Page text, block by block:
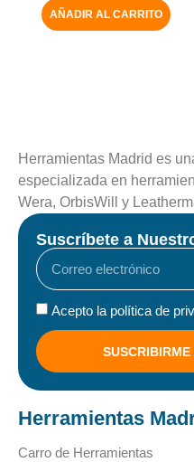
AÑADIR AL CARRITO
Herramientas Madrid es
especializada en
Wera, OrbisWill y
Suscríbete a
Acepto la política de
Herramientas
Carro de Herramientas